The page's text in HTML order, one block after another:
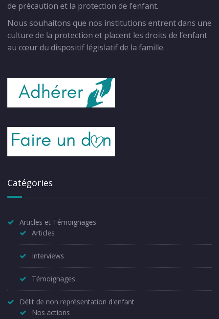
de précaution et la protection de l’enfant.
Nous souhaitons que nos institutions entrent dans une
culture de la protection et placent les droits de l’enfant
au cœur du dispositif législatif de la famille.
Catégories
Articles et Témoignages
Articles
Interviews
Témoignages
Délit de non représentation d'enfant
Nos actions